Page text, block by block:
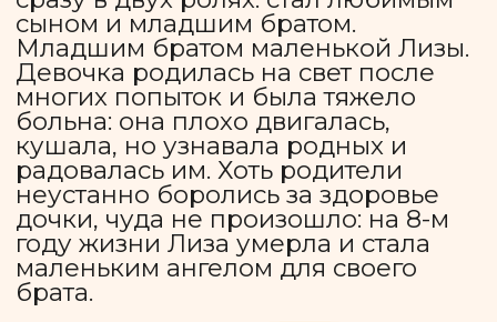
Однажды во время обследования
Лизы врач обратил внимание на
необычное поведение Сережи.
Позже мальчику поставили диагноз
аутизм: Сереже очень сложно
контролировать себя, и он
искренне не понимает, что его
крик, например, может напугать
других детей. За это его многие
называют хулиганом. Мы помогаем
Сереже социализироваться и
получить школьные знания. Он
занимается индивидуально с
учителем и тьютором, а также
посещает групповые уроки
ассоциации «Краски этого мира».
Сейчас проекту нужны средства на
оплату работы педагогов.